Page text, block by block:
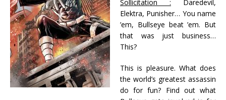
Sollicitation : Daredevil,
Elektra, Punisher… You name
’em, Bullseye beat ’em. But
that was just business…
This?
This is pleasure. What does
the world’s greatest assassin
do for fun? Find out what